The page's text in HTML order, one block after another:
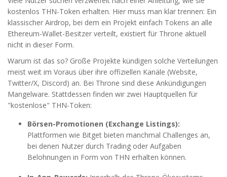
kostenlos THN-Token erhalten. Hier muss man klar trennen: Ein
klassischer Airdrop, bei dem ein Projekt einfach Tokens an alle
Ethereum-Wallet-Besitzer verteilt, existiert für Throne aktuell
nicht in dieser Form.
Warum ist das so? Große Projekte kündigen solche Verteilungen
meist weit im Voraus über ihre offiziellen Kanäle (Website,
Twitter/X, Discord) an. Bei Throne sind diese Ankündigungen
Mangelware. Stattdessen finden wir zwei Hauptquellen für
"kostenlose" THN-Token:
Börsen-Promotionen (Exchange Listings):
Plattformen wie Bitget bieten manchmal Challenges an,
bei denen Nutzer durch Trading oder Aufgaben
Belohnungen in Form von THN erhalten können.